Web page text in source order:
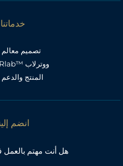
خدماتنا
تصميم معالم
ووترلاب ™WATERlab
المنتج
انضم
هل أنت مهتم